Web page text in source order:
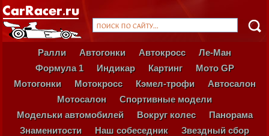
Ралли Автогонки Автокросс
Ле-Ман
Формула 1
Индикар Картинг
Мото GP
Мотогонки
Мотокросс Кэмел-трофи
Автосалон
Мотосалон
Спортивные модели
Модельки автомобилей
Вокруг колес
Панорама
Знаменитости
Наш собеседник
Звездный сбор